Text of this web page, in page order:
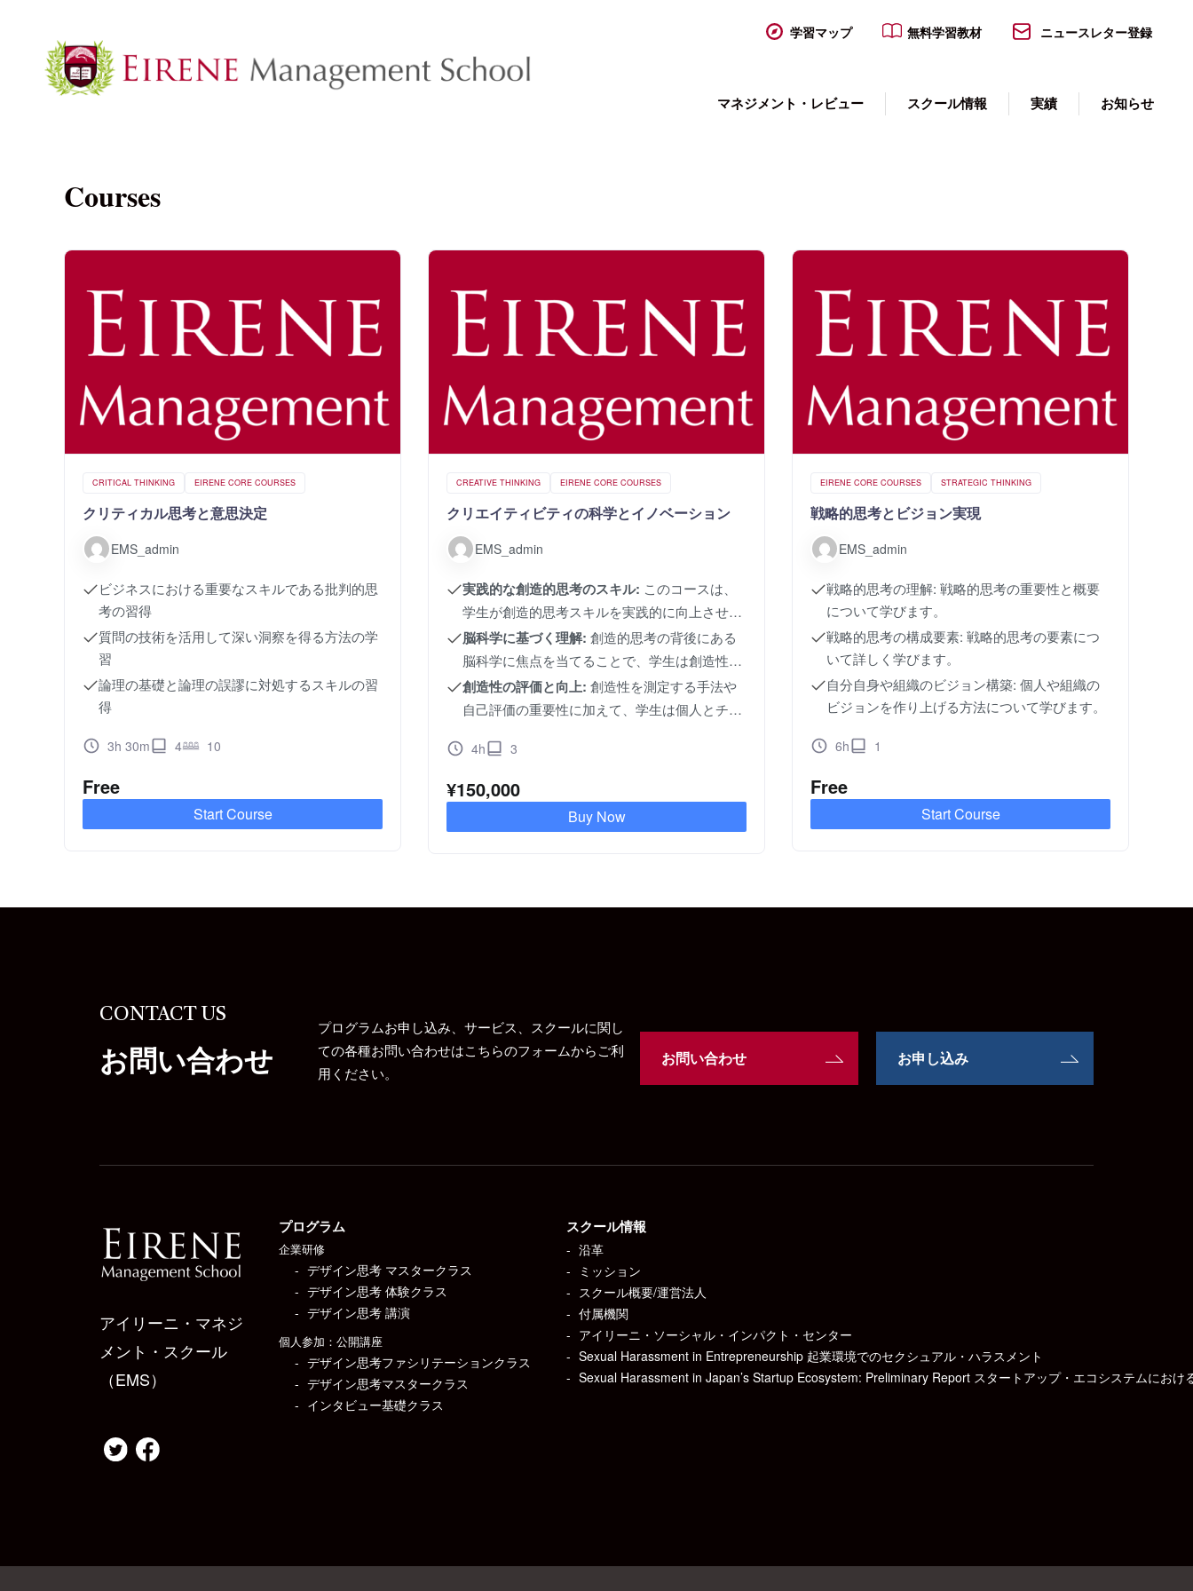
マネジメント・レビュー スクール情報 実績 お知らせ
学習マップ 無料学習教材 ニュースレター登録
Search for:
Courses
CRITICAL THINKING EIRENE CORE COURSES
クリティカル思考と意思決定
EMS_admin
ビジネスにおける重要なスキルである批判的思
考の習得
質問の技術を活用して深い洞察を得る方法の学
習
論理の基礎と論理の誤謬に対処するスキルの習
得
3h 30m 4 10
Free
Start Course
CREATIVE THINKING EIRENE CORE COURSES
クリエイティビティの科学とイノベーション
EMS_admin
実践的な創造的思考のスキル: このコースは、
学生が創造的思考スキルを実践的に向上させる
ための具体的な手法と戦略を提供します。ビジ
ネスシナリオにおいて創造性を活かし、問題解
決に新たなアプローチを導入する方法を学びま
す。
脳科学に基づく理解: 創造的思考の背後にある
脳科学に焦点を当てることで、学生は創造性の
メカニズムと潜在的な能力を理解します。脳の
機能に根ざした創造性の促進法を探求します。
創造性の評価と向上: 創造性を測定する手法や
自己評価の重要性に加えて、学生は個人とチー
な目標の設定とフィードバックの活用により、
4h 3
¥150,000
Buy Now
EIRENE CORE COURSES STRATEGIC THINKING
戦略的思考とビジョン実現
EMS_admin
戦略的思考の理解: 戦略的思考の重要性と概要
について学びます。
戦略的思考の構成要素: 戦略的思考の要素につ
いて詳しく学びます。
自分自身や組織のビジョン構築: 個人や組織の
ビジョンを作り上げる方法について学びます。
6h 1
Free
Start Course
CONTACT US
お問い合わせ
プログラムお申し込み、サービス、スクールに関し
ての各種お問い合わせはこちらのフォームからご利
用ください。
お問い合わせ お申し込み
アイリーニ・マネジ
メント・スクール
（EMS）
プログラム
企業研修
デザイン思考 マスタークラス
デザイン思考 体験クラス
デザイン思考 講演
個人参加：公開講座
デザイン思考ファシリテーションクラス
デザイン思考マスタークラス
インタビュー基礎クラス
スクール情報
沿革
ミッション
スクール概要/運営法人
付属機関
アイリーニ・ソーシャル・インパクト・センター
Sexual Harassment in Entrepreneurship 起業環境でのセクシュアル・ハラスメント
Sexual Harassment in Japan’s Startup Ecosystem: Preliminary Report スタートアップ・エコシステムにお